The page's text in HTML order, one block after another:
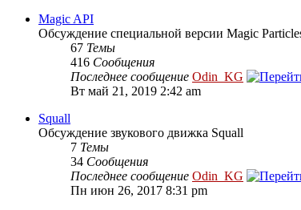
Magic API
Обсуждение специальной версии Magic
67 Темы
416 Сообщения
Последнее сообщение Odin_KG
Вт май 21, 2019 2:42 am
Squall
Обсуждение звукового движка Squall
7 Темы
34 Сообщения
Последнее сообщение Odin_KG
Пн июн 26, 2017 8:31 pm